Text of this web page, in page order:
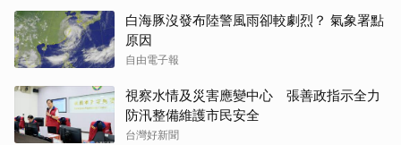
白海豚沒發布陸警風雨卻較劇烈？ 氣象署點
原因
自由電子報
視察水情及災害應變中心 張善政指示全力
防汛整備維護市民安全
台灣好新聞